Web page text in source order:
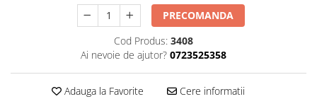
Motoburghie
PRECOMANDA
Cod Produs: 3408
Ai nevoie de ajutor? 0723525358
Adauga la Favorite Cere informatii